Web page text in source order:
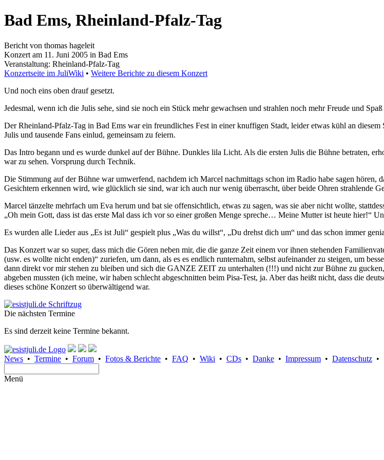
Bad Ems, Rheinland-Pfalz-Tag
Bericht von thomas hageleit
Konzert am 11. Juni 2005 in Bad Ems
Veranstaltung: Rheinland-Pfalz-Tag
Konzertseite im JuliWiki • Weitere Berichte zu diesem Konzert
Und noch eins oben drauf gesetzt.
Jedesmal, wenn ich die Julis sehe, sind sie noch ein Stück mehr gewachsen und strahlen noch mehr Freude und Spaß
Der Rheinland-Pfalz-Tag in Bad Ems war ein freundliches Fest in einer knuffigen Stadt, leider etwas kühl an
Julis und tausende Fans einlud, gemeinsam zu feiern.
Das Intro begann und es wurde dunkel auf der Bühne. Dunkles lila Licht. Als die ersten Julis die Bühne betraten,
war zu sehen. Vorsprung durch Technik.
Die Stimmung auf der Bühne war umwerfend, nachdem ich Marcel nachmittags schon im Radio habe sagen hören,
Gesichtern erkennen wird, wie glücklich sie sind, war ich auch nur wenig überrascht, über beide Ohren strahlende
Marcel tänzelte mehrfach um Eva herum und bat sie offensichtlich, etwas zu sagen, was sie aber nicht wollte,
„Oh mein Gott, dass ist das erste Mal dass ich vor so einer großen Menge spreche… Meine Mutter ist heute hier!“
Es wurden alle Lieder aus „Es ist Juli“ gespielt plus „Was du willst“, „Du drehst dich um“ und das schon immer
Das Konzert war so super, dass mich die Gören neben mir, die die ganze Zeit einem vor ihnen stehenden
(usw. es wollte nicht enden)“ zuriefen, um dann, als es es endlich runternahm, selbst aufeinander zu steigen, um
dann direkt vor mir stehen zu bleiben und sich die GANZE ZEIT zu unterhalten (!!!) und nicht zur Bühne zu
abgeben mussten (ich meine, wir haben schlecht abgeschnitten beim Pisa-Test, ja. Aber das heißt nicht, dass die
dieses schöne Konzert so überwältigend war.
Die nächsten Termine
Es sind derzeit keine Termine bekannt.
News • Termine • Forum • Fotos & Berichte • FAQ • Wiki • CDs • Danke • Impressum • Datenschutz •
Menü